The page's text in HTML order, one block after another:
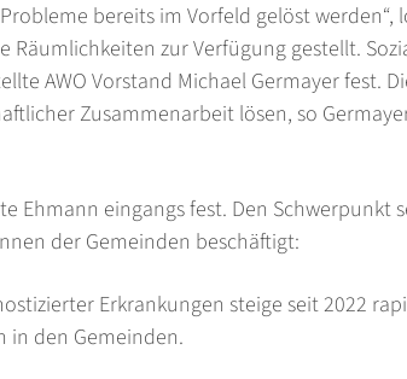
bereits im Vorfeld gelöst werden“,
Räumlichkeiten zur Verfügung gestellt.
AWO Vorstand Michael Germayer fest.
Zusammenarbeit lösen, so
Ehmann eingangs fest. Den Schwerpunkt
der Gemeinden beschäftigt:
Erkrankungen steige seit 2022
in den Gemeinden.